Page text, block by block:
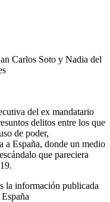
Carlos Soto y Nadia del
del ex mandatario
delitos entre los que
de poder,
a España, donde un medio
que pareciera
la información publicada